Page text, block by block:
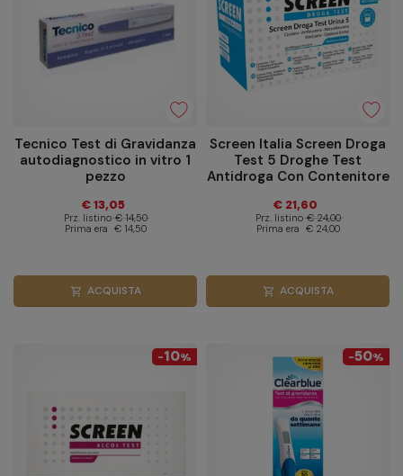
Tecnico Test di Gravidanza
autodiagnostico in vitro 1
pezzo
€ 13,05
Prz. listino € 14,50
Prima era € 14,50
shopping_cart ACQUISTA
Screen Italia Screen Droga
Test 5 Droghe Test
Antidroga Con Contenitore
€ 21,60
Prz. listino € 24,00
Prima era € 24,00
shopping_cart ACQUISTA
-10% -50%